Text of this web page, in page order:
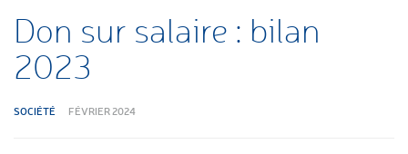
Don sur salaire : bilan
2023
SOCIÉTÉ FÉVRIER 2024